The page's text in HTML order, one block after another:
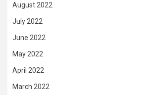
August 2022
July 2022
June 2022
May 2022
April 2022
March 2022